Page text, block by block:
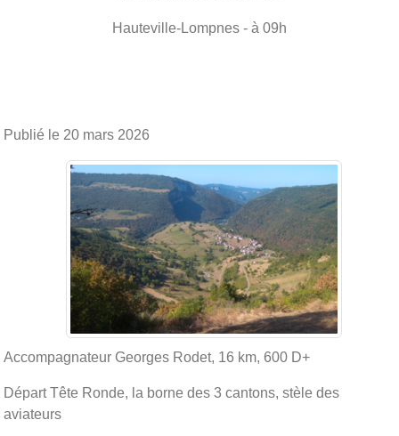
Hauteville-Lompnes - à 09h
Publié le 20 mars 2026
Accompagnateur Georges Rodet, 16 km, 600 D+
Départ Tête Ronde, la borne des 3 cantons, stèle des
aviateurs